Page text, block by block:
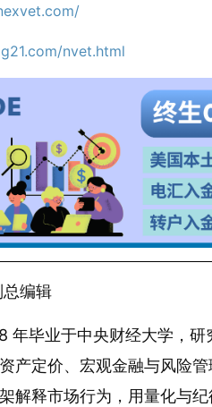
nvet.html
总编辑
年毕业于中央财经大学，
产定价、宏观金融与风险
解释市场行为，用量化与纪